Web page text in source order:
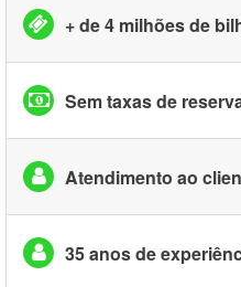
+ de 4 milhões de
Sem taxas de
Atendimento ao
35 anos de